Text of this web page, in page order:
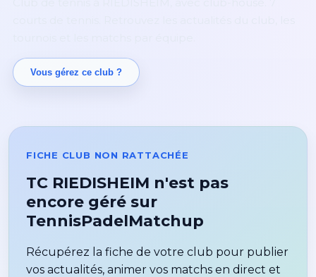
Vous gérez ce club ?
FICHE CLUB NON RATTACHÉE
TC RIEDISHEIM n'est pas
encore géré sur
TennisPadelMatchup
Récupérez la fiche de votre club pour publier
vos actualités, animer vos matchs en direct et